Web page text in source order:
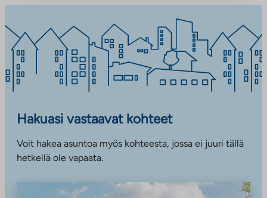
Hakuasi vastaavat kohteet
Voit hakea asuntoa myös kohteesta, jossa ei juuri tällä
hetkellä ole vapaata.